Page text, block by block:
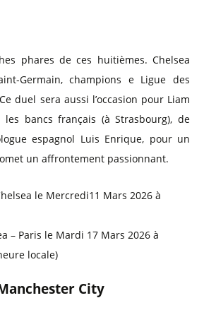
phares de ces huitièmes. Chelsea
Germain, champions e Ligue des
duel sera aussi l’occasion pour Liam
les bancs français (à Strasbourg), de
espagnol Luis Enrique, pour un
un affrontement passionnant.
le Mercredi11 Mars 2026 à
– Paris le Mardi 17 Mars 2026 à
locale)
City